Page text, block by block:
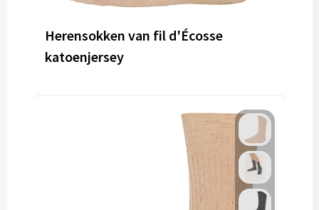
Herensokken van fil d'Écosse
katoenjersey